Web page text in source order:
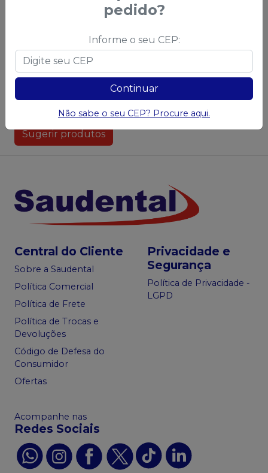
Esgotado
Não achou algum produto?
Saudental
Sugerir produtos
Central do Cliente
Sobre a Saudental
Política Comercial
Política de Frete
Política de Trocas e
Devoluções
Código de Defesa do
Consumidor
Ofertas
Privacidade e
Segurança
Política de Privacidade -
LGPD
Acompanhe nas
Redes Sociais
pedido?
Informe o seu CEP:
Continuar
Não sabe o seu CEP? Procure aqui.